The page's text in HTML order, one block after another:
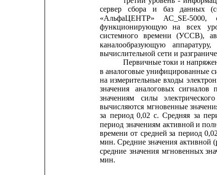
сервер
сбора и баз данных
«АльфаЦЕНТР»
АС_SЕ-5000,
функционирующую
на всех
системного
времени (УССВ),
каналообразующую
аппаратуру,
вычислительной сети и
Первичные токи и
в аналоговые унифицированные
на измерительные входы
значения
аналоговых сигналов
значениям
силы
электрического
вычисляются мгновенные
за период 0,02 с. Средняя за
период значениям активной и
времени от средней за период
мин. Средние значения активной
средние значения мгновенных
мин.